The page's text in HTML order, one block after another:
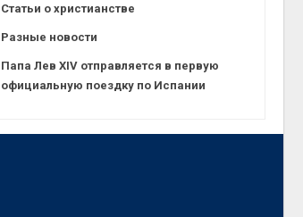
Статьи о христианстве
Разные новости
Папа Лев XIV отправляется в первую
официальную поездку по Испании